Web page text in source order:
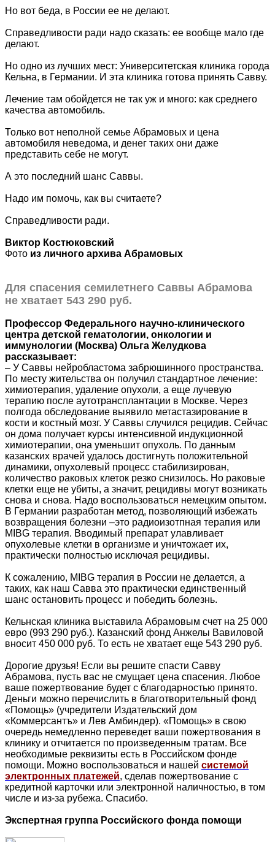
Но вот беда, в России ее не делают.
Справедливости ради надо сказать: ее вообще мало где
делают.
Но одно из лучших мест: Университетская клиника города
Кельна, в Германии. И эта клиника готова принять Савву.
Лечение там обойдется не так уж и много: как среднего
качества автомобиль.
Только вот неполной семье Абрамовых и цена
автомобиля неведома, и денег таких они даже
представить себе не могут.
А это последний шанс Саввы.
Надо им помочь, как вы считаете?
Справедливости ради.
Виктор Костюковский
Фото из личного архива Абрамовых
Для спасения семилетнего Саввы Абрамова
не хватает 543 290 руб.
Профессор Федерального научно-клинического
центра детской гематологии, онкологии и
иммунологии (Москва) Ольга Желудкова
рассказывает:
– У Саввы нейробластома забрюшинного пространства.
По месту жительства он получил стандартное лечение:
химиотерапия, удаление опухоли, а еще лучевую
терапию после аутотрансплантации в Москве. Через
полгода обследование выявило метастазирование в
кости и костный мозг. У Саввы случился рецидив. Сейчас
он дома получает курсы интенсивной индукционной
химиотерапии, она уменьшит опухоль. По данным
казанских врачей удалось достигнуть положительной
динамики, опухолевый процесс стабилизирован,
количество раковых клеток резко снизилось. Но раковые
клетки еще не убиты, а значит, рецидивы могут возникать
снова и снова. Надо воспользоваться немецким опытом.
В Германии разработан метод, позволяющий избежать
возвращения болезни –это радиоизотпная терапия или
MIBG терапия. Вводимый препарат улавливает
опухолевые клетки в организме и уничтожает их,
практически полностью исключая рецидивы.
К сожалению, MIBG терапия в России не делается, а
таких, как наш Савва это практически единственный
шанс остановить процесс и победить болезнь.
Кельнская клиника выставила Абрамовым счет на 25 000
евро (993 290 руб.). Казанский фонд Анжелы Вавиловой
вносит 450 000 руб. То есть не хватает еще 543 290 руб.
Дорогие друзья! Если вы решите спасти Савву
Абрамова, пусть вас не смущает цена спасения. Любое
ваше пожертвование будет с благодарностью принято.
Деньги можно перечислить в благотворительный фонд
«Помощь» (учредители Издательский дом
«Коммерсантъ» и Лев Амбиндер). «Помощь» в свою
очередь немедленно переведет ваши пожертвования в
клинику и отчитается по произведенным тратам. Все
необходимые реквизиты есть в Российском фонде
помощи. Можно воспользоваться и нашей системой
электронных платежей, сделав пожертвование с
кредитной карточки или электронной наличностью, в том
числе и из-за рубежа. Спасибо.
Экспертная группа Российского фонда помощи